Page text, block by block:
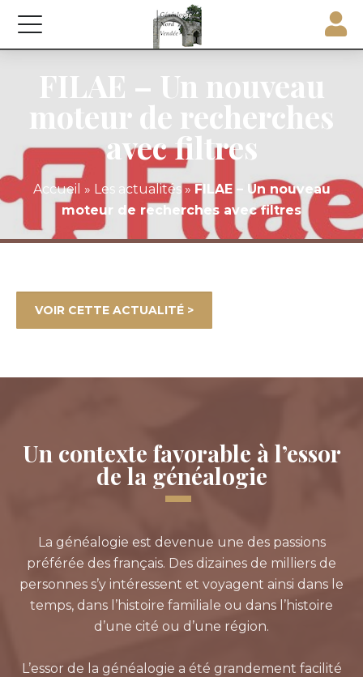
FILAE – Un nouveau
moteur de recherches
avec filtres
Accueil » Les actualités»FILAE – Un nouveau
moteur de recherches avec filtres
VOIR CETTE ACTUALITÉ >
Un contexte favorable à l’essor
de la généalogie
La généalogie est devenue une des passions
préférée des français. Des dizaines de milliers de
personnes s’y intéressent et voyagent ainsi dans le
temps, dans l’histoire familiale ou dans l’histoire
d’une cité ou d’une région.
L’essor de la généalogie a été grandement facilité